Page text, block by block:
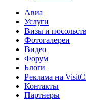
Авиа
Услуги
Визы и
Фотогалереи
Видео
Форум
Блоги
Реклама на
Контакты
Партнеры